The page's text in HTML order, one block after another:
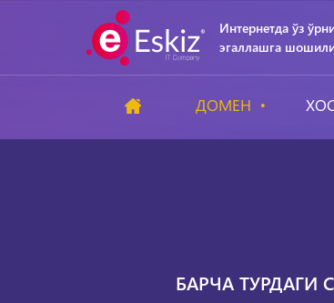
Интернетда ўз
эгаллашга
ДОМЕН
БАРЧА ТУРДАГИ